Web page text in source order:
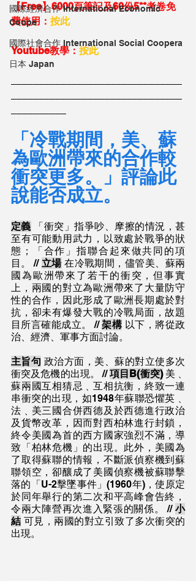
國際經濟合作 International Economic
Coope
國際社會合作 International Social Coopera
日本 Japan
【Free】6000頁筆記及60份5**考卷免
費使用： 按此
Youtube教學： 按此
「冷戰期間，美、蘇
為歐洲帶來的合作較
衝突更多。」評論此
說能否成立。
定義 「衝突」指爭吵、摩擦的情況，甚
至有可能動用武力，以致處於戰爭的狀
態；「合作」指聯合起來做共同的項
目。 // 立場 在冷戰期間，儘管美、蘇兩
國為歐洲帶來了若干的衝突，但事實
上，兩國的對立為歐洲帶來了大量防守
性的合作，因此形成了歐洲長期處於對
抗，卻未有爆發大戰的冷戰局面，故題
目所言確能成立。 // 架構 以下，將從政
治、經濟、軍事方面討論。
主旨句 政治方面，美、蘇的對立使多次
衝突及危機的出現。 // 項目B(衝突) 美﹑
蘇兩國互相猜忌﹑互相抗衡，終致一連
串衝突的出現，如1948年蘇聯恐懼英﹑
法﹑美三國合併西德及於西德進行政治
及貨幣改革，因而對西柏林進行封鎖，
終令美國為首的西方國家強烈不滿，導
致「柏林危機」的出現。此外，美國為
了取得蘇聯的情報，不斷派偵察機到蘇
聯領空，卻釀成了美國偵察機被蘇聯擊
落的「U-2擊墜事件」(1960年)，使原定
於同年舉行的第二次和平高峰會告終，
令兩大陣營再次進入緊張的關係。 // 小
結 可見，兩國的對立引致了多次衝突的
出現。